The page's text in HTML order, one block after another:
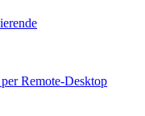
Remote-Desktop